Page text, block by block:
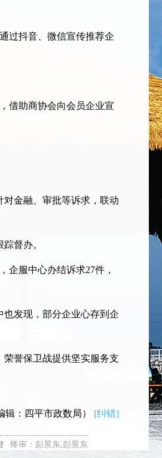
过抖音、微信宣传推荐企
借助商协会向会员企业宣
金融、审批等诉求，联动
督办。
服中心办结诉求27件，
发现，部分企业心存到企
誉保卫战提供坚实服务支
辑：四平市政数局） [纠错]
终审：彭景东,彭景东